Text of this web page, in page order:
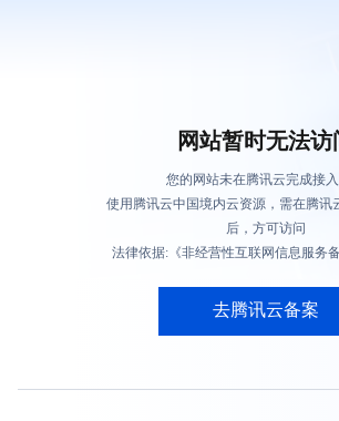
网站暂时无法访
您的网站未在腾讯云完成接
使用腾讯云中国境内云资源，需在腾讯
后，方可访问
法律依据:《非经营性互联网信息服务
去腾讯云备案